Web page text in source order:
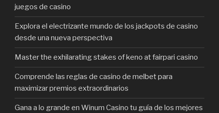
juegos de casino
Explora el electrizante mundo de los jackpots de casino
desde una nueva perspectiva
Master the exhilarating stakes of keno at fairpari casino
Comprende las reglas de casino de melbet para
maximizar premios extraordinarios
Gana a lo grande en Winum Casino tu guía de los mejores